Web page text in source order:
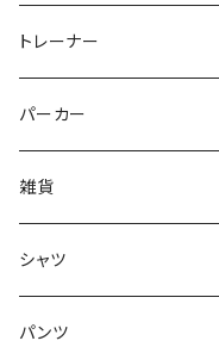
トレーナー
パーカー
雑貨
シャツ
パンツ